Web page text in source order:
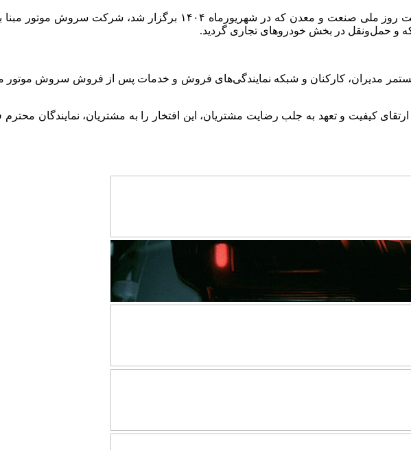
در مراسم بزرگداشت روز ملی صنعت و معدن که در شهریورماه
و حمل‌ونقل در بخش خودروهای تجاری گردید.
مدیران، کارکنان و شبکه نمایندگی‌های فروش و خدمات پس از فروش سروش موتور
کیفیت و تعهد به جلب رضایت مشتریان، این افتخار را به مشتریان، نمایندگان